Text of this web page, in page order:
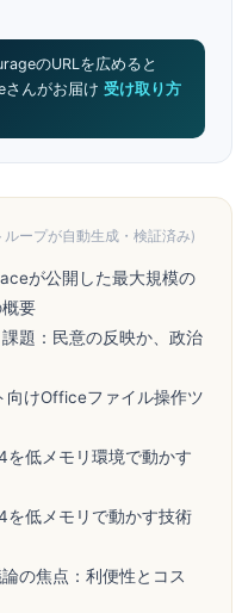
のURLを広めると
さんがお届け 受け取り方
ループが自動生成・検証済み)
が公開した最大規模の
要
題：民意の反映か、政治
けOfficeファイル操作ツ
低メモリ環境で動かす
低メモリで動かす技術
の焦点：利便性とコス